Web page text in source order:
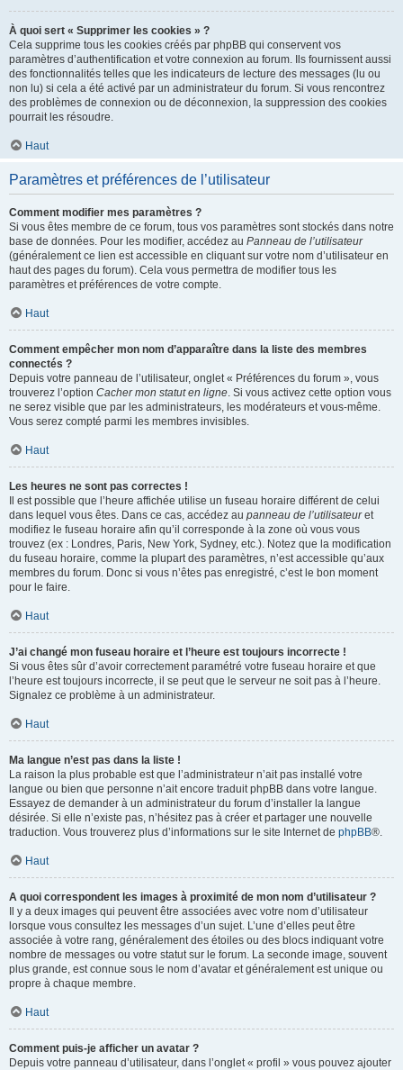
À quoi sert « Supprimer les cookies » ?
Cela supprime tous les cookies créés par phpBB qui conservent vos
paramètres d’authentification et votre connexion au forum. Ils fournissent aussi
des fonctionnalités telles que les indicateurs de lecture des messages (lu ou
non lu) si cela a été activé par un administrateur du forum. Si vous rencontrez
des problèmes de connexion ou de déconnexion, la suppression des cookies
pourrait les résoudre.
Haut
Paramètres et préférences de l’utilisateur
Comment modifier mes paramètres ?
Si vous êtes membre de ce forum, tous vos paramètres sont stockés dans notre
base de données. Pour les modifier, accédez au Panneau de l’utilisateur
(généralement ce lien est accessible en cliquant sur votre nom d’utilisateur en
haut des pages du forum). Cela vous permettra de modifier tous les
paramètres et préférences de votre compte.
Haut
Comment empêcher mon nom d’apparaître dans la liste des membres
connectés ?
Depuis votre panneau de l’utilisateur, onglet « Préférences du forum », vous
trouverez l’option Cacher mon statut en ligne. Si vous activez cette option vous
ne serez visible que par les administrateurs, les modérateurs et vous-même.
Vous serez compté parmi les membres invisibles.
Haut
Les heures ne sont pas correctes !
Il est possible que l’heure affichée utilise un fuseau horaire différent de celui
dans lequel vous êtes. Dans ce cas, accédez au panneau de l’utilisateuret
modifiez le fuseau horaire afin qu’il corresponde à la zone où vous vous
trouvez (ex : Londres, Paris, New York, Sydney, etc.). Notez que la modification
du fuseau horaire, comme la plupart des paramètres, n’est accessible qu’aux
membres du forum. Donc si vous n’êtes pas enregistré, c’est le bon moment
pour le faire.
Haut
J’ai changé mon fuseau horaire et l’heure est toujours incorrecte !
Si vous êtes sûr d’avoir correctement paramétré votre fuseau horaire et que
l’heure est toujours incorrecte, il se peut que le serveur ne soit pas à l’heure.
Signalez ce problème à un administrateur.
Haut
Ma langue n’est pas dans la liste !
La raison la plus probable est que l’administrateur n’ait pas installé votre
langue ou bien que personne n’ait encore traduit phpBB dans votre langue.
Essayez de demander à un administrateur du forum d’installer la langue
désirée. Si elle n’existe pas, n’hésitez pas à créer et partager une nouvelle
traduction. Vous trouverez plus d’informations sur le site Internet de phpBB®.
Haut
A quoi correspondent les images à proximité de mon nom d’utilisateur ?
Il y a deux images qui peuvent être associées avec votre nom d’utilisateur
lorsque vous consultez les messages d’un sujet. L’une d’elles peut être
associée à votre rang, généralement des étoiles ou des blocs indiquant votre
nombre de messages ou votre statut sur le forum. La seconde image, souvent
plus grande, est connue sous le nom d’avatar et généralement est unique ou
propre à chaque membre.
Haut
Comment puis-je afficher un avatar ?
Depuis votre panneau d’utilisateur, dans l’onglet « profil » vous pouvez ajouter